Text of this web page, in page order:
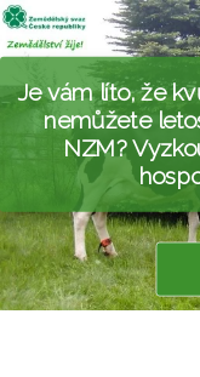
Je vám líto, že
nemůžete
NZM?